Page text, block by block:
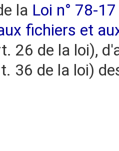
la Loi n° 78-
fichiers et
26 de la loi),
36 de la loi)